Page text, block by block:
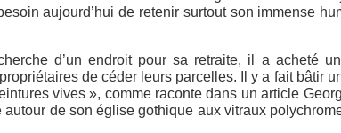
aujourd’hui de retenir surtout son immense
d’un endroit pour sa retraite, il a acheté
de céder leurs parcelles. Il y a fait bâtir
vives », comme raconte dans un article
de son église gothique aux vitraux